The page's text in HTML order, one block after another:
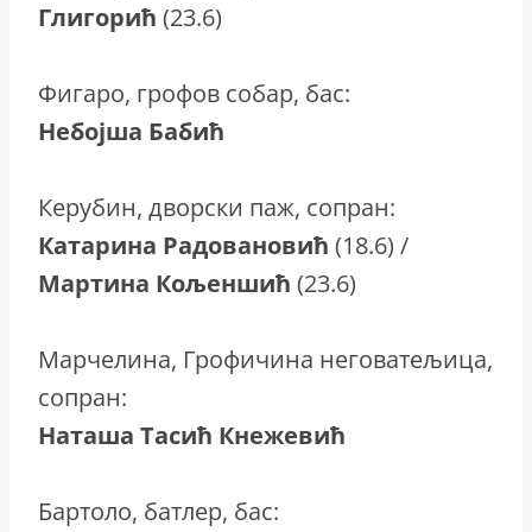
Глигорић (23.6)
Фигаро, грофов собар, бас:
Небојша Бабић
Керубин, дворски паж, сопран:
Катарина Радовановић (18.6) /
Мартина Кољеншић (23.6)
Марчелина, Грофичина неговатељица,
сопран:
Наташа Тасић Кнежевић
Бартоло, батлер, бас: